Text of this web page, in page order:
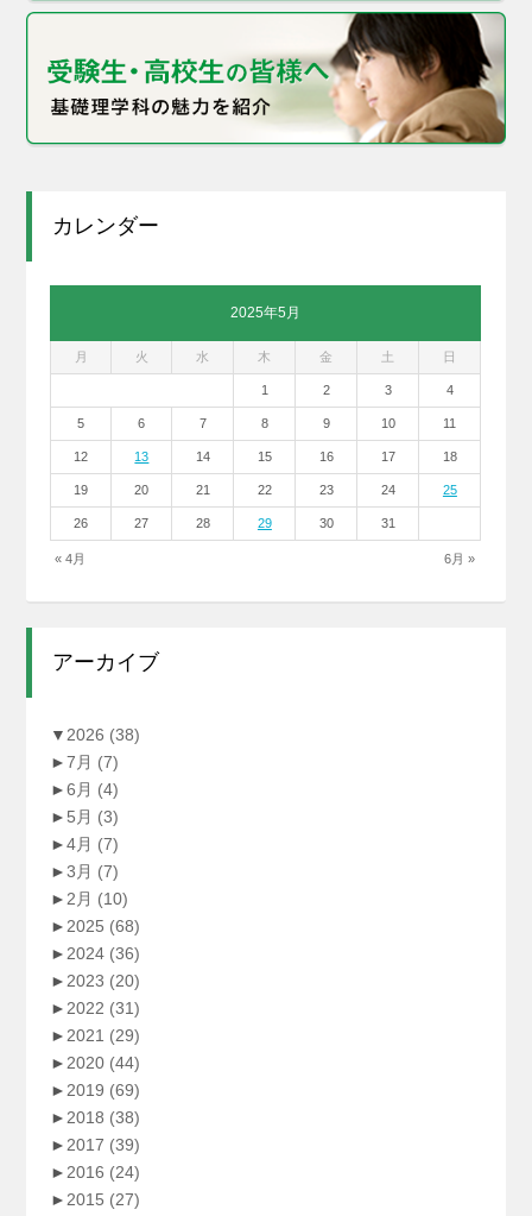
カレンダー
2025年5月
月 火 水 木 金 土 日
« 4月 6月 »
1 2 3 4
5 6 7 8 9 10 11
12 13 14 15 16 17 18
19 20 21 22 23 24 25
26 27 28 29 30 31
アーカイブ
▼2026 (38)
►7月 (7)
►6月 (4)
► 5月 (3)
►4月 (7)
►3月 (7)
►2月 (10)
►2025 (68)
►2024 (36)
►2023 (20)
►2022 (31)
►2021 (29)
►2020 (44)
►2019 (69)
►2018 (38)
►2017 (39)
►2016 (24)
►2015 (27)